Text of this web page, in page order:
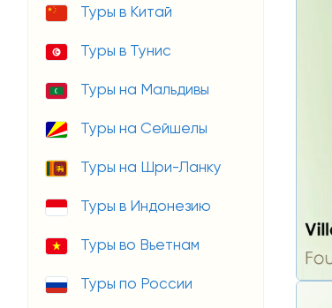
Туры в Китай
Туры в Тунис
Туры на Мальдивы
Туры на Сейшелы
Туры на Шри-Ланку
Туры в Индонезию
Туры во Вьетнам
Туры по России